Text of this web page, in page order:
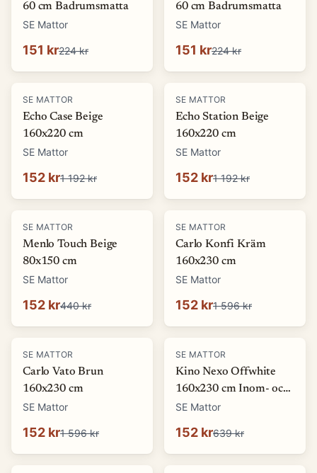
60 cm Badrumsmatta
SE Mattor
151 kr224 kr
60 cm Badrumsmatta
SE Mattor
151 kr224 kr
-87%
SE MATTOR
Echo Case Beige
160x220 cm
SE Mattor
152 kr1 192 kr
-87%
SE MATTOR
Echo Station Beige
160x220 cm
SE Mattor
152 kr1 192 kr
-65%
SE MATTOR
Menlo Touch Beige
80x150 cm
SE Mattor
152 kr440 kr
-90%
SE MATTOR
Carlo Konfi Kräm
160x230 cm
SE Mattor
152 kr1 596 kr
-90%
SE MATTOR
Carlo Vato Brun
160x230 cm
SE Mattor
152 kr1 596 kr
-76%
SE MATTOR
Kino Nexo Offwhite
160x230 cm Inom- och
utomhusmatta
SE Mattor
152 kr639 kr